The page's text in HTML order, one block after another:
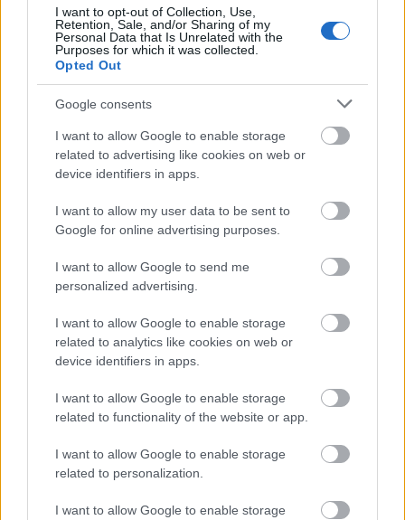
I want to opt-out of Collection, Use,
Retention, Sale, and/or Sharing of my
Personal Data that Is Unrelated with the
Purposes for which it was collected.
Opted Out
Google consents
I want to allow Google to enable storage
related to advertising like cookies on web or
device identifiers in apps.
I want to allow my user data to be sent to
Google for online advertising purposes.
I want to allow Google to send me
personalized advertising.
I want to allow Google to enable storage
related to analytics like cookies on web or
device identifiers in apps.
I want to allow Google to enable storage
related to functionality of the website or app.
I want to allow Google to enable storage
related to personalization.
I want to allow Google to enable storage
EGYETEM
Országos hírek
A lakosságra is fontos szerep hárul a
szúnyoginvázió elkerülésében
Túlfogyasztás napja - július 30-ra
felhasználta az emberiség a Föld egész
évre elegendő erőforrásait
HIRDETÉS
HIRDETÉS
LEGOLVASOTTABB